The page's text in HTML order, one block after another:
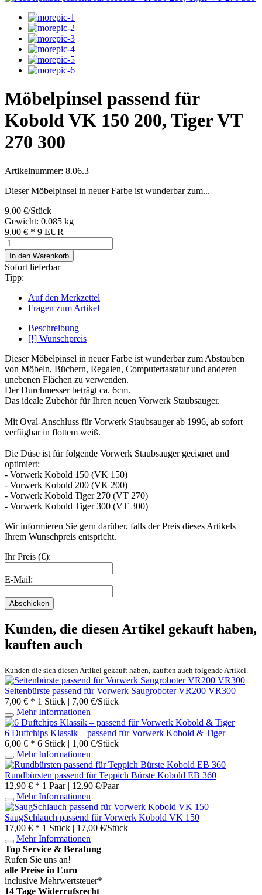
Möbelpinsel passend für
Kobold VK 150 200, Tiger VT
270 300
Artikelnummer: 8.06.3
Dieser Möbelpinsel in neuer Farbe ist wunderbar zum...
9,00 €/Stück
Gewicht: 0.085 kg
9,00 € * 9 EUR
In den Warenkorb
Sofort lieferbar
Tipp:
Auf den Merkzettel
Fragen zum Artikel
Beschreibung
[!] Wunschpreis
Dieser Möbelpinsel in neuer Farbe ist wunderbar zum Abstauben
von Möbeln, Büchern, Regalen, Computertastatur und anderen
unebenen Flächen zu verwenden.
Der Durchmesser beträgt ca. 6cm.
Das ideale Zubehör für Ihren neuen Vorwerk Staubsauger.
Mit Oval-Anschluss für Vorwerk Staubsauger ab 1996, ab sofort
verfügbar in flottem weiß.
Die Düse ist für folgende Vorwerk Staubsauger geeignet und
optimiert:
- Vorwerk Kobold 150 (VK 150)
- Vorwerk Kobold 200 (VK 200)
- Vorwerk Kobold Tiger 270 (VT 270)
- Vorwerk Kobold Tiger 300 (VT 300)
Wir informieren Sie gern darüber, falls der Preis dieses Artikels
Ihrem Wunschpreis entspricht.
Ihr Preis (€):
E-Mail:
Abschicken
Kunden, die diesen Artikel gekauft haben,
kauften auch
Kunden die sich diesen Artikel gekauft haben, kauften auch folgende Artikel.
Seitenbürste passend für Vorwerk Saugroboter VR200 VR300
7,00 € * 1 Stück | 7,00 €/Stück
Mehr Informationen
6 Duftchips Klassik – passend für Vorwerk Kobold & Tiger
6,00 € * 6 Stück | 1,00 €/Stück
Mehr Informationen
Rundbürsten passend für Teppich Bürste Kobold EB 360
12,90 € * 1 Paar | 12,90 €/Paar
Mehr Informationen
SaugSchlauch passend für Vorwerk Kobold VK 150
17,00 € * 1 Stück | 17,00 €/Stück
Mehr Informationen
Top Service & Beratung
Rufen Sie uns an!
alle Preise in Euro
inclusive Mehrwertsteuer*
14 Tage Widerrufsrecht